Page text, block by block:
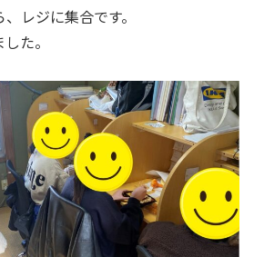
レジに集合です。
た。